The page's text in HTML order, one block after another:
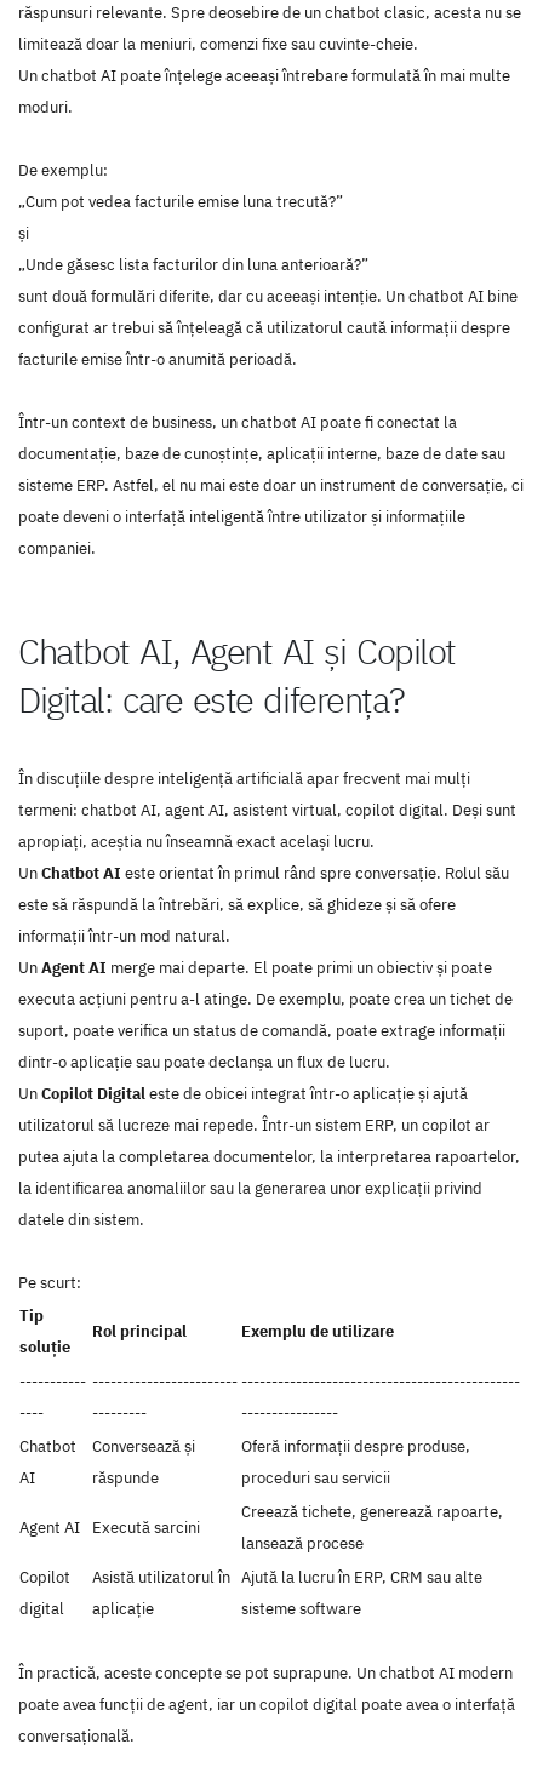
răspunsuri relevante. Spre deosebire de un chatbot clasic, acesta nu se
limitează doar la meniuri, comenzi fixe sau cuvinte-cheie.
Un chatbot AI poate înțelege aceeași întrebare formulată în mai multe
moduri.
De exemplu:
„Cum pot vedea facturile emise luna trecută?”
și
„Unde găsesc lista facturilor din luna anterioară?”
sunt două formulări diferite, dar cu aceeași intenție. Un chatbot AI bine
configurat ar trebui să înțeleagă că utilizatorul caută informații despre
facturile emise într-o anumită perioadă.
Într-un context de business, un chatbot AI poate fi conectat la
documentație, baze de cunoștințe, aplicații interne, baze de date sau
sisteme ERP. Astfel, el nu mai este doar un instrument de conversație, ci
poate deveni o interfață inteligentă între utilizator și informațiile
companiei.
Chatbot AI, Agent AI și Copilot
Digital: care este diferența?
În discuțiile despre inteligență artificială apar frecvent mai mulți
termeni: chatbot AI, agent AI, asistent virtual, copilot digital. Deși sunt
apropiați, aceștia nu înseamnă exact același lucru.
UnChatbot AI este orientat în primul rând spre conversație. Rolul său
este să răspundă la întrebări, să explice, să ghideze și să ofere
informații într-un mod natural.
UnAgent AI merge mai departe. El poate primi un obiectiv și poate
executa acțiuni pentru a-l atinge. De exemplu, poate crea un tichet de
suport, poate verifica un status de comandă, poate extrage informații
dintr-o aplicație sau poate declanșa un flux de lucru.
UnCopilot Digitaleste de obicei integrat într-o aplicație și ajută
utilizatorul să lucreze mai repede. Într-un sistem ERP, un copilot ar
putea ajuta la completarea documentelor, la interpretarea rapoartelor,
la identificarea anomaliilor sau la generarea unor explicații privind
datele din sistem.
Pe scurt:
Tip
soluție
Rol principal Exemplu de utilizare
-----------
----
------------------------
---------
----------------------------------------------
----------------
Chatbot
AI
Conversează și
răspunde
Oferă informații despre produse,
proceduri sau servicii
Agent AI Execută sarcini
Creează tichete, generează rapoarte,
lansează procese
Copilot
digital
Asistă utilizatorul în
aplicație
Ajută la lucru în ERP, CRM sau alte
sisteme software
În practică, aceste concepte se pot suprapune. Un chatbot AI modern
poate avea funcții de agent, iar un copilot digital poate avea o interfață
conversațională.